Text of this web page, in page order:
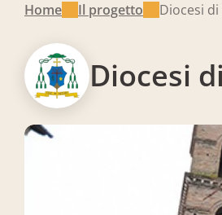
Home Il progetto Diocesi
Diocesi